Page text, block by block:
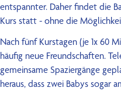
entspannter. Daher findet die
Kurs statt - ohne die
Nach fünf Kurstagen (je 1x 60
häufig neue Freundschaften.
gemeinsame Spaziergänge
heraus, dass zwei Babys sogar